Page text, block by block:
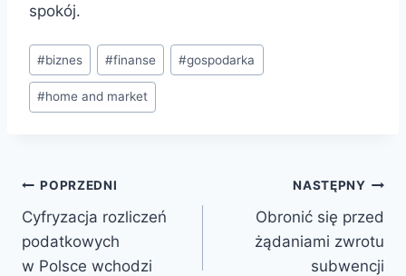
spokój.
#biznes #finanse #gospodarka
#home and market
POPRZEDNI
Cyfryzacja rozliczeń
podatkowych
w Polsce wchodzi
NASTĘPNY
Obronić się przed
żądaniami zwrotu
subwencji